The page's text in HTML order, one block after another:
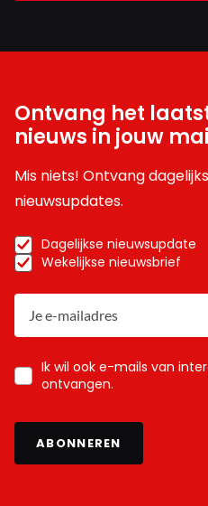
Ontvang het
nieuws in jouw
Mis niets! Ontvang
nieuwsupdates.
Dagelijkse nieuwsupdate
Wekelijkse nieuwsbrief
Ik wil ook e-mails van
ontvangen.
ABONNEREN